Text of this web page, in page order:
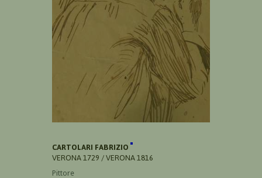
CARTOLARI FABRIZIO
VERONA 1729 / VERONA 1816
Pittore